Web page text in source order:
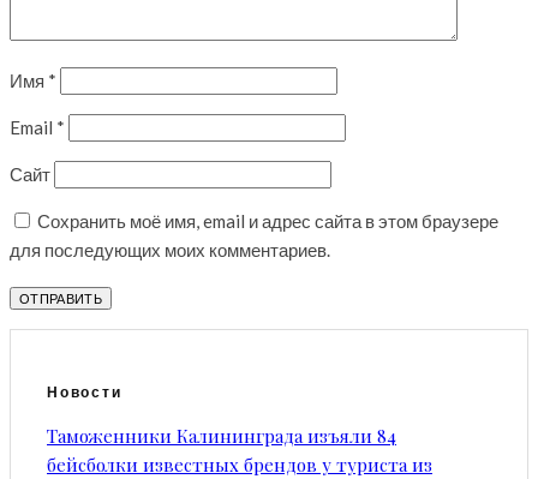
Имя *
Email *
Сайт
Сохранить моё имя, email и адрес сайта в этом браузере
для последующих моих комментариев.
Новости
Таможенники Калининграда изъяли 84
бейсболки известных брендов у туриста из